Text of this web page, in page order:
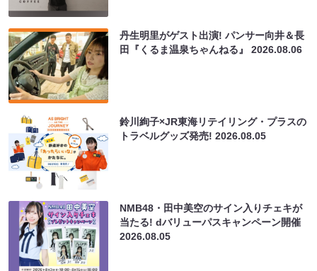
丹生明里がゲスト出演! パンサー向井＆長
田『くるま温泉ちゃんねる』2026.08.06
鈴川絢子×JR東海リテイリング・プラスの
トラベルグッズ発売!2026.08.05
NMB48・田中美空のサイン入りチェキが
当たる! dバリューパスキャンペーン開催
2026.08.05